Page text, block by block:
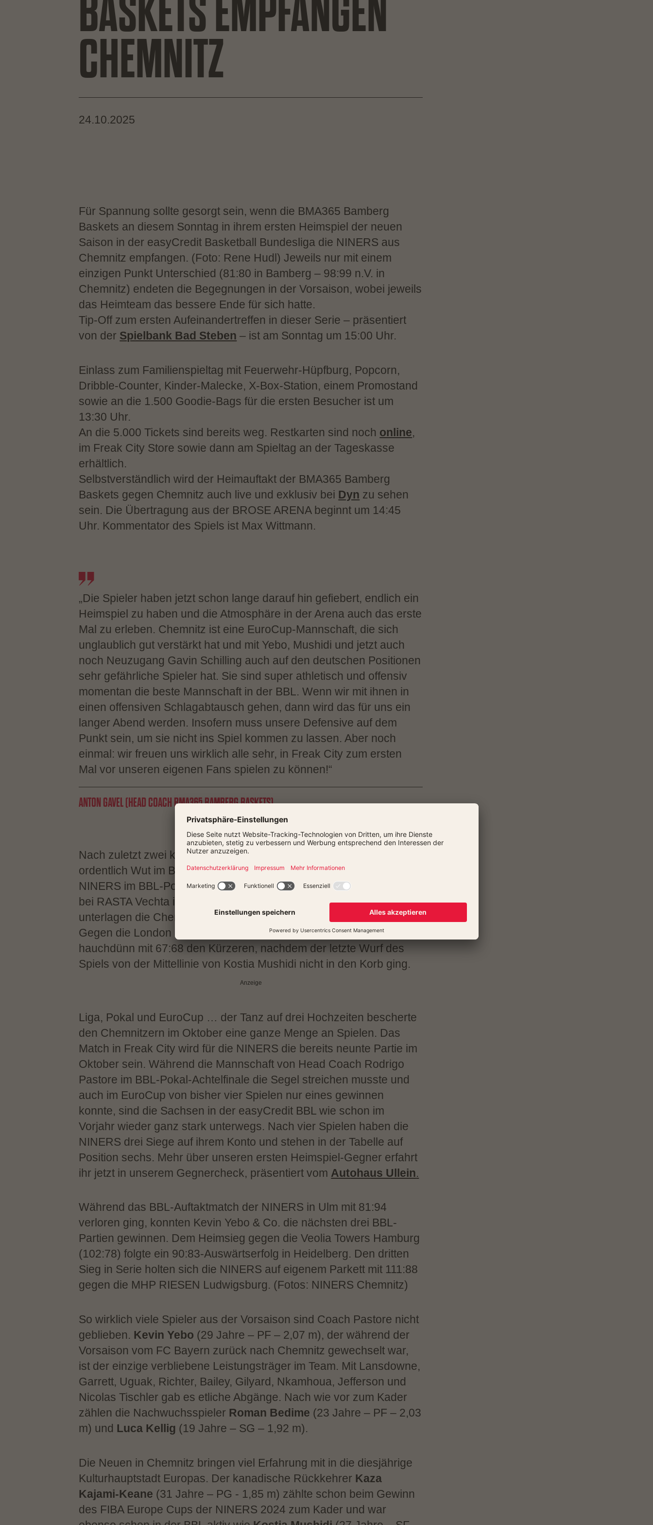
BASKETS EMPFANGEN
CHEMNITZ
24.10.2025
Für Spannung sollte gesorgt sein, wenn die BMA365 Bamberg
Baskets an diesem Sonntag in ihrem ersten Heimspiel der neuen
Saison in der easyCredit Basketball Bundesliga die NINERS aus
Chemnitz empfangen. (Foto: Rene Hudl) Jeweils nur mit einem
einzigen Punkt Unterschied (81:80 in Bamberg – 98:99 n.V. in
Chemnitz) endeten die Begegnungen in der Vorsaison, wobei jeweils
das Heimteam das bessere Ende für sich hatte.
Tip-Off zum ersten Aufeinandertreffen in dieser Serie – präsentiert
von der Spielbank Bad Steben – ist am Sonntag um 15:00 Uhr.
Einlass zum Familienspieltag mit Feuerwehr-Hüpfburg, Popcorn,
Dribble-Counter, Kinder-Malecke, X-Box-Station, einem Promostand
sowie an die 1.500 Goodie-Bags für die ersten Besucher ist um
13:30 Uhr.
An die 5.000 Tickets sind bereits weg. Restkarten sind noch online,
im Freak City Store sowie dann am Spieltag an der Tageskasse
erhältlich.
Selbstverständlich wird der Heimauftakt der BMA365 Bamberg
Baskets gegen Chemnitz auch live und exklusiv bei Dyn zu sehen
sein. Die Übertragung aus der BROSE ARENA beginnt um 14:45
Uhr. Kommentator des Spiels ist Max Wittmann.
„Die Spieler haben jetzt schon lange darauf hin gefiebert, endlich ein
Heimspiel zu haben und die Atmosphäre in der Arena auch das erste
Mal zu erleben. Chemnitz ist eine EuroCup-Mannschaft, die sich
unglaublich gut verstärkt hat und mit Yebo, Mushidi und jetzt auch
noch Neuzugang Gavin Schilling auch auf den deutschen Positionen
sehr gefährliche Spieler hat. Sie sind super athletisch und offensiv
momentan die beste Mannschaft in der BBL. Wenn wir mit ihnen in
einen offensiven Schlagabtausch gehen, dann wird das für uns ein
langer Abend werden. Insofern muss unsere Defensive auf dem
Punkt sein, um sie nicht ins Spiel kommen zu lassen. Aber noch
einmal: wir freuen uns wirklich alle sehr, in Freak City zum ersten
Mal vor unseren eigenen Fans spielen zu können!“
ANTON GAVEL (HEAD COACH BMA365 BAMBERG BASKETS)
Nach zuletzt zwei knappen Niederlagen werden die Sachsen mit
ordentlich Wut im Bauch nach Bamberg kommen. Nachdem die
NINERS im BBL-Pokal am vergangenen Wochenende im Gastspiel
bei RASTA Vechta im Achtelfinale ausgeschieden waren (86:89),
unterlagen die Chemnitzer auch am Mittwochabend im EuroCup.
Gegen die London Lions zog man in der Messe Chemnitz am Ende
hauchdünn mit 67:68 den Kürzeren, nachdem der letzte Wurf des
Spiels von der Mittellinie von Kostia Mushidi nicht in den Korb ging.
Anzeige
Liga, Pokal und EuroCup … der Tanz auf drei Hochzeiten bescherte
den Chemnitzern im Oktober eine ganze Menge an Spielen. Das
Match in Freak City wird für die NINERS die bereits neunte Partie im
Oktober sein. Während die Mannschaft von Head Coach Rodrigo
Pastore im BBL-Pokal-Achtelfinale die Segel streichen musste und
auch im EuroCup von bisher vier Spielen nur eines gewinnen
konnte, sind die Sachsen in der easyCredit BBL wie schon im
Vorjahr wieder ganz stark unterwegs. Nach vier Spielen haben die
NINERS drei Siege auf ihrem Konto und stehen in der Tabelle auf
Position sechs. Mehr über unseren ersten Heimspiel-Gegner erfahrt
ihr jetzt in unserem Gegnercheck, präsentiert vom Autohaus Ullein.
Während das BBL-Auftaktmatch der NINERS in Ulm mit 81:94
verloren ging, konnten Kevin Yebo & Co. die nächsten drei BBL-
Partien gewinnen. Dem Heimsieg gegen die Veolia Towers Hamburg
(102:78) folgte ein 90:83-Auswärtserfolg in Heidelberg. Den dritten
Sieg in Serie holten sich die NINERS auf eigenem Parkett mit 111:88
gegen die MHP RIESEN Ludwigsburg. (Fotos: NINERS Chemnitz)
So wirklich viele Spieler aus der Vorsaison sind Coach Pastore nicht
geblieben. Kevin Yebo (29 Jahre – PF – 2,07 m), der während der
Vorsaison vom FC Bayern zurück nach Chemnitz gewechselt war,
ist der einzige verbliebene Leistungsträger im Team. Mit Lansdowne,
Garrett, Uguak, Richter, Bailey, Gilyard, Nkamhoua, Jefferson und
Nicolas Tischler gab es etliche Abgänge. Nach wie vor zum Kader
zählen die Nachwuchsspieler Roman Bedime (23 Jahre – PF – 2,03
m) und Luca Kellig (19 Jahre – SG – 1,92 m).
Die Neuen in Chemnitz bringen viel Erfahrung mit in die diesjährige
Kulturhauptstadt Europas. Der kanadische Rückkehrer Kaza
Kajami-Keane (31 Jahre – PG - 1,85 m) zählte schon beim Gewinn
des FIBA Europe Cups der NINERS 2024 zum Kader und war